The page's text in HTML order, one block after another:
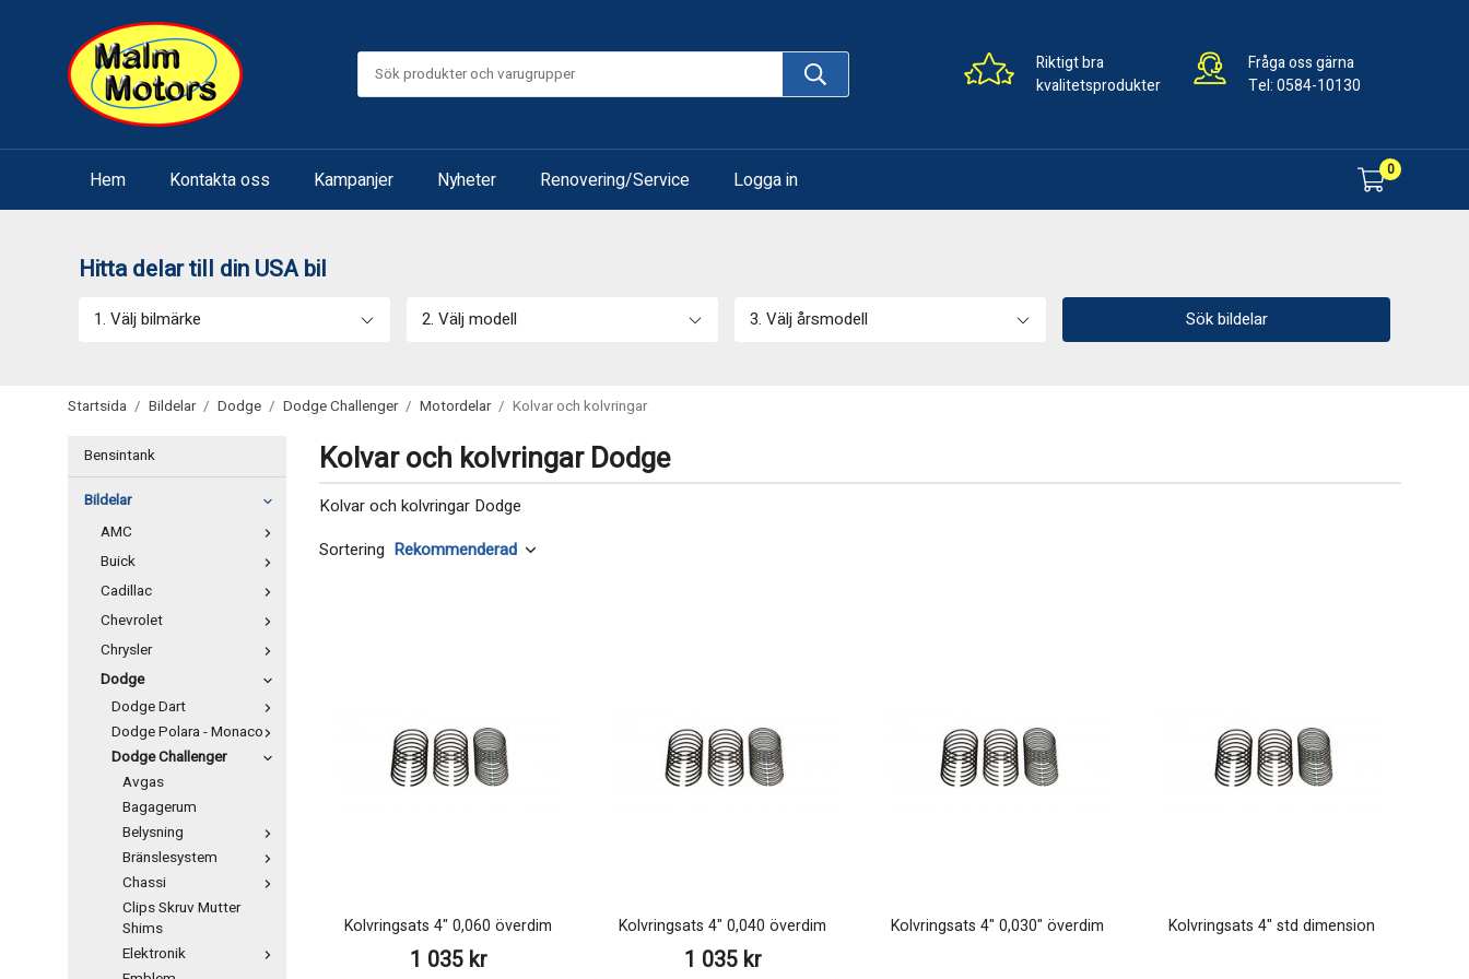
Riktigt bra
kvalitetsprodukter
Fråga oss gärna
Tel:0584-10130
Hem Kontakta oss Kampanjer Nyheter Renovering/Service Logga in 0
Hitta delar till din USA bil
1. Välj bilmärke 2. Välj modell 3. Välj årsmodell Sök bildelar
Startsida / Bildelar / Dodge / Dodge Challenger / Motordelar / Kolvar och kolvringar
Bensintank
Bildelar
AMC
Buick
Cadillac
Chevrolet
Chrysler
Dodge
Dodge Dart
Dodge Polara - Monaco
Dodge Challenger
Avgas
Bagagerum
Belysning
Bränslesystem
Chassi
Clips Skruv Mutter
Shims
Elektronik
Kolvar och kolvringar Dodge
Kolvar och kolvringar Dodge
Sortering
Kolvringsats 4" 0,060 överdim
1 035 kr
Kolvringsats 4" 0,040 överdim
1 035 kr
Kolvringsats 4" 0,030" överdim Kolvringsats 4" std dimension